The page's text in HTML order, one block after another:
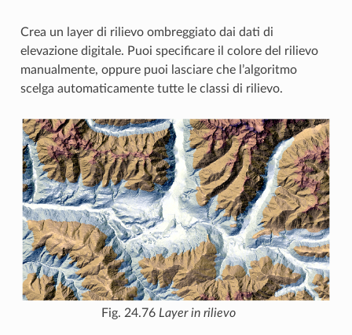
Crea un layer di rilievo ombreggiato dai dati di
elevazione digitale. Puoi specificare il colore del rilievo
manualmente, oppure puoi lasciare che l’algoritmo
scelga automaticamente tutte le classi di rilievo.
Fig. 24.76 Layer in rilievo